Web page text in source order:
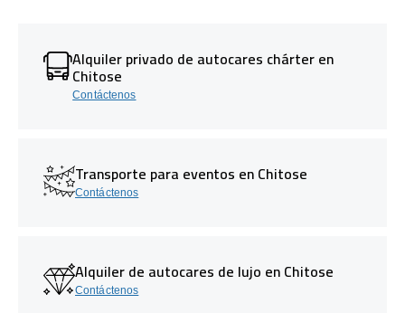
Alquiler privado de autocares chárter en
Chitose
Contáctenos
Transporte para eventos en Chitose
Contáctenos
Alquiler de autocares de lujo en Chitose
Contáctenos